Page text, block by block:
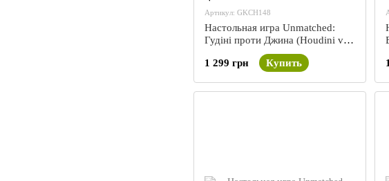
Артикул: GKCH148
Настольная игра Unmatched:
Гудіні проти Джина (Houdini vs.
1 299 грн
Купить